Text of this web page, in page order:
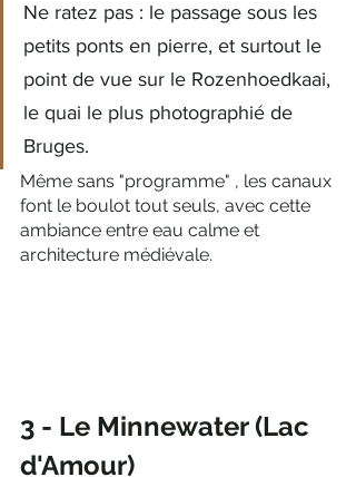
Ne ratez pas : le passage sous les
petits ponts en pierre, et surtout le
point de vue sur le Rozenhoedkaai,
le quai le plus photographié de
Bruges.
Même sans "programme" , les canaux
font le boulot tout seuls, avec cette
ambiance entre eau calme et
architecture médiévale.
3 - Le Minnewater (Lac
d'Amour)